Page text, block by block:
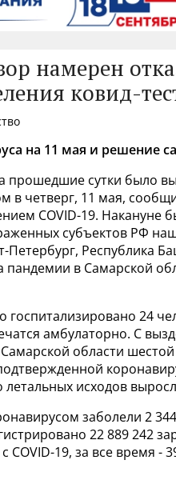
намерен
ковид-
на 11 мая и решение
прошедшие сутки было
в четверг, 11 мая,
COVID-19. Накануне
субъектов РФ
Петербург, Республика
пандемии в Самарской
госпитализировано 24
амбулаторно. С
области
исходов
заболели 2
22 889 242
COVID-19, за все время -